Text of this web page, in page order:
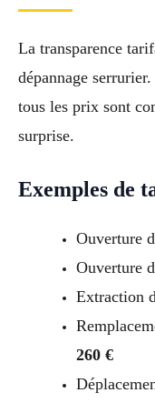
La transparence
dépannage
tous les prix sont
surprise.
Exemples de
Ouverture
Ouverture
Extraction
260 €